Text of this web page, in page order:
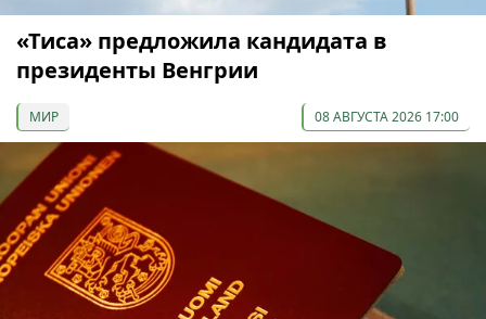
«Тиса» предложила кандидата в
президенты Венгрии
МИР 08 АВГУСТА 2026 17:00